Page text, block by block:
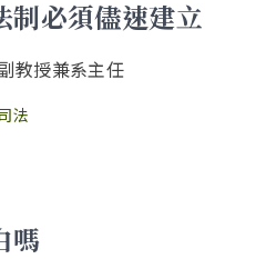
制必須儘速建立
教授兼系主任
法
嗎